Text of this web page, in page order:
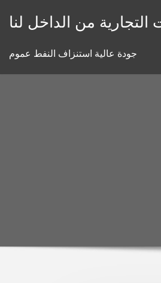
التجارية من الداخل لنا
جودة عالية استنزاف النفط عموم